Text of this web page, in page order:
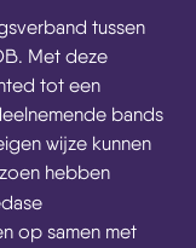
tussen
Met deze
tot een
bands
wijze kunnen
hebben
op samen met